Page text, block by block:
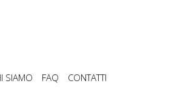
SIAMO FAQ CONTATTI